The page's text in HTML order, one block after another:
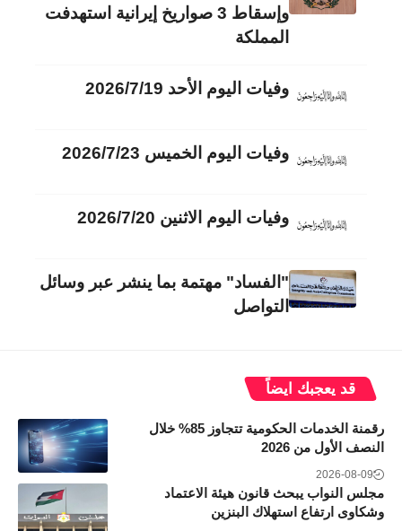
وإسقاط 3 صواريخ إيرانية استهدفت
المملكة
وفيات اليوم الأحد 2026/7/19
وفيات اليوم الخميس 2026/7/23
وفيات اليوم الاثنين 2026/7/20
"الفساد" مهتمة بما ينشر عبر وسائل
التواصل
قد يعجبك ايضاً
رقمنة الخدمات الحكومية تتجاوز 85% خلال
النصف الأول من 2026
2026-08-09
مجلس النواب يبحث قانون هيئة الاعتماد
وشكاوى ارتفاع استهلاك البنزين